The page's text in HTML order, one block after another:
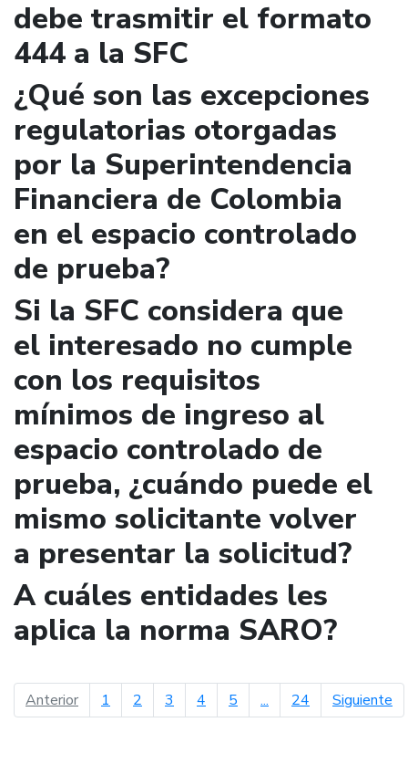
debe trasmitir el formato
444 a la SFC
¿Qué son las excepciones
regulatorias otorgadas
por la Superintendencia
Financiera de Colombia
en el espacio controlado
de prueba?
Si la SFC considera que
el interesado no cumple
con los requisitos
mínimos de ingreso al
espacio controlado de
prueba, ¿cuándo puede el
mismo solicitante volver
a presentar la solicitud?
A cuáles entidades les
aplica la norma SARO?
Anteriorpágina anterior
1 2 3 4 5 ... 24 Siguiente